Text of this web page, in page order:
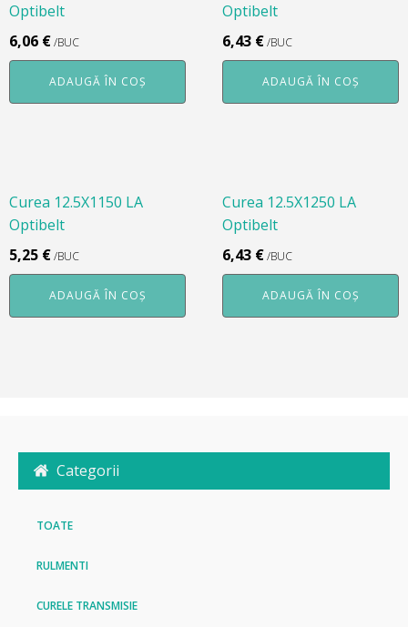
Categorii
TOATE
RULMENTI
CURELE TRANSMISIE
Optibelt
6,06 €/BUC
ADAUGĂ ÎN COȘ
Optibelt
6,43 €/BUC
ADAUGĂ ÎN COȘ
Curea 12.5X1150 LA
Optibelt
5,25 €/BUC
ADAUGĂ ÎN COȘ
Curea 12.5X1250 LA
Optibelt
6,43 €/BUC
ADAUGĂ ÎN COȘ